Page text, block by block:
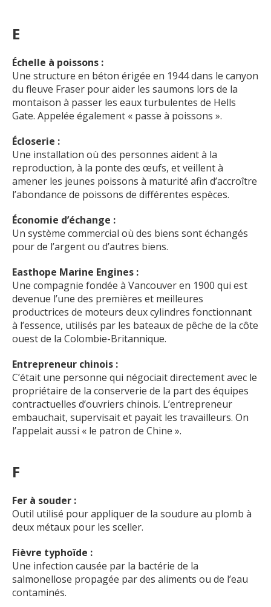
E
Échelle à poissons :
Une structure en béton érigée en 1944 dans le canyon
du fleuve Fraser pour aider les saumons lors de la
montaison à passer les eaux turbulentes de Hells
Gate. Appelée également « passe à poissons ».
Écloserie :
Une installation où des personnes aident à la
reproduction, à la ponte des œufs, et veillent à
amener les jeunes poissons à maturité afin d’accroître
l’abondance de poissons de différentes espèces.
Économie d’échange :
Un système commercial où des biens sont échangés
pour de l’argent ou d’autres biens.
Easthope Marine Engines :
Une compagnie fondée à Vancouver en 1900 qui est
devenue l’une des premières et meilleures
productrices de moteurs deux cylindres fonctionnant
à l’essence, utilisés par les bateaux de pêche de la côte
ouest de la Colombie-Britannique.
Entrepreneur chinois :
C’était une personne qui négociait directement avec le
propriétaire de la conserverie de la part des équipes
contractuelles d’ouvriers chinois. L’entrepreneur
embauchait, supervisait et payait les travailleurs. On
l’appelait aussi « le patron de Chine ».
F
Fer à souder :
Outil utilisé pour appliquer de la soudure au plomb à
deux métaux pour les sceller.
Fièvre typhoïde :
Une infection causée par la bactérie de la
salmonellose propagée par des aliments ou de l’eau
contaminés.